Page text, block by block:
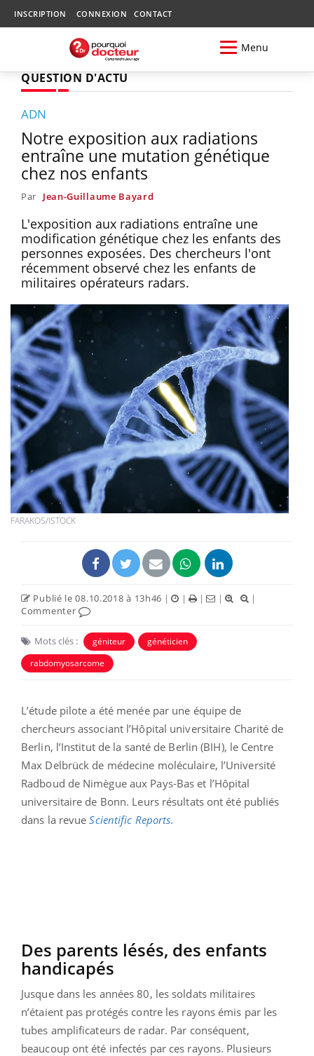
INSCRIPTION CONNEXION CONTACT
Menu
QUESTION D'ACTU
ADN
Notre exposition aux radiations
entraîne une mutation génétique
chez nos enfants
Par Jean-Guillaume Bayard
L'exposition aux radiations entraîne une
modification génétique chez les enfants des
personnes exposées. Des chercheurs l'ont
récemment observé chez les enfants de
militaires opérateurs radars.
FARAKOS/ISTOCK
Publié le 08.10.2018 à 13h46 | | | |
|
Commenter
Mots clés : géniteur
généticien
rabdomyosarcome
L’étude pilote a été menée par une équipe de
chercheurs associant l’Hôpital universitaire Charité de
Berlin, l’Institut de la santé de Berlin (BIH), le Centre
Max Delbrück de médecine moléculaire, l’Université
Radboud de Nimègue aux Pays-Bas et l’Hôpital
universitaire de Bonn. Leurs résultats ont été publiés
dans la revueScientific Reports.
Des parents lésés, des enfants
handicapés
Jusque dans les années 80, les soldats militaires
n’étaient pas protégés contre les rayons émis par les
tubes amplificateurs de radar. Par conséquent,
beaucoup ont été infectés par ces rayons. Plusieurs